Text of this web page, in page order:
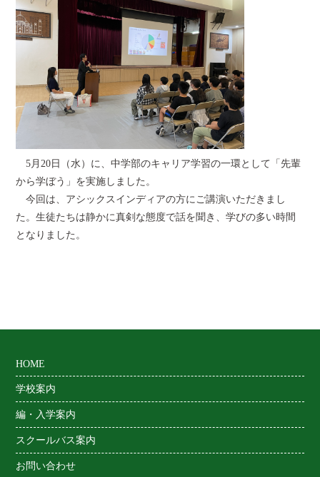
5月20日（水）に、中学部のキャリア学習の一環として「先輩
から学ぼう」を実施しました。
今回は、アシックスインディアの方にご講演いただきまし
た。生徒たちは静かに真剣な態度で話を聞き、学びの多い時間
となりました。
HOME
学校案内
編・入学案内
スクールバス案内
お問い合わせ